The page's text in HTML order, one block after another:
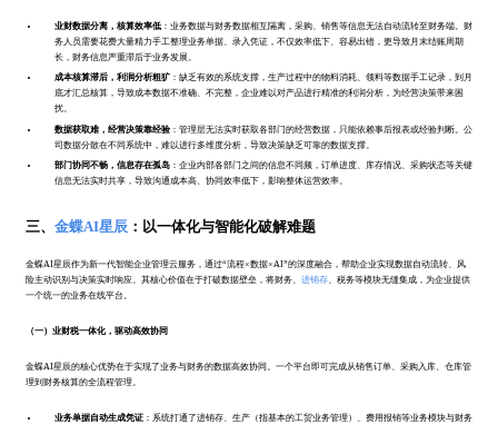
业财数据分离，核算效率低：业务数据与财务数据相互隔离，采购、销售等信息无法自动流转至财务端。财
务人员需要花费大量精力手工整理业务单据、录入凭证，不仅效率低下、容易出错，更导致月末结账周期
长，财务信息严重滞后于业务发展。
成本核算滞后，利润分析粗犷：缺乏有效的系统支撑，生产过程中的物料消耗、领料等数据手工记录，到月
底才汇总核算，导致成本数据不准确、不完整，企业难以对产品进行精准的利润分析，为经营决策带来困
扰。
数据获取难，经营决策靠经验：管理层无法实时获取各部门的经营数据，只能依赖事后报表或经验判断。公
司数据分散在不同系统中，难以进行多维度分析，导致决策缺乏可靠的数据支撑。
部门协同不畅，信息存在孤岛：企业内部各部门之间的信息不同频，订单进度、库存情况、采购状态等关键
信息无法实时共享，导致沟通成本高、协同效率低下，影响整体运营效率。
三、金蝶AI星辰 ：以一体化与智能化破解难题
金蝶AI星辰作为新一代智能企业管理云服务，通过“流程×数据×AI”的深度融合，帮助企业实现数据自动流转、风
险主动识别与决策实时响应。其核心价值在于打破数据壁垒，将财务、进销存 、税务等模块无缝集成，为企业提供
一个统一的业务在线平台。
（一）业财税一体化，驱动高效协同
金蝶AI星辰的核心优势在于实现了业务与财务的数据高效协同。一个平台即可完成从销售订单、采购入库、仓库管
理到财务核算的全流程管理。
业务单据自动生成凭证：系统打通了进销存、生产（指基本的工贸业务管理）、费用报销等业务模块与财务